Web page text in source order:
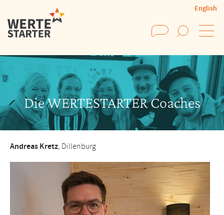
English
Suchen
Die WERTESTARTER Coaches
Andreas Kretz, Dillenburg